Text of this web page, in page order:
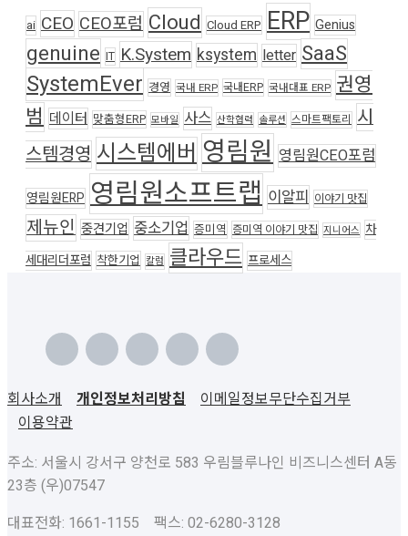
ai CEO CEO포럼 Cloud Cloud ERP ERP Genius
genuine IT K.System ksystem letter SaaS
SystemEver 경영 국내 ERP 국내ERP 국내대표 ERP 권영
범 데이터 맞춤형ERP 모바일 사스 산학협력 솔루션 스마트팩토리 시
스템경영 시스템에버영림원 영림원CEO포럼
영림원ERP 영림원소프트랩 이알피 이야기 맛집
제뉴인 중견기업 중소기업 증미역 증미역 이야기 맛집 지니어스 차
세대리더포럼 착한기업 칼럼 클라우드 프로세스
회사소개 개인정보처리방침
이메일정보무단수집거부
이용약관
주소: 서울시 강서구 양천로 583 우림블루나인 비즈니스센터 A동
23층 (우)07547
대표전화: 1661-1155 팩스: 02-6280-3128